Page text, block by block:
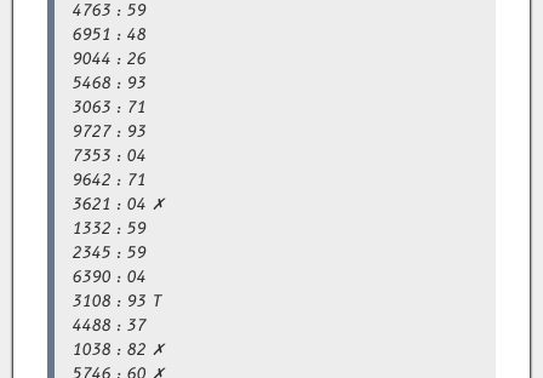
4763 : 59
6951 : 48
9044 : 26
5468 : 93
3063 : 71
9727 : 93
7353 : 04
9642 : 71
3621 : 04 ✗
1332 : 59
2345 : 59
6390 : 04
3108 : 93 T
4488 : 37
1038 : 82 ✗